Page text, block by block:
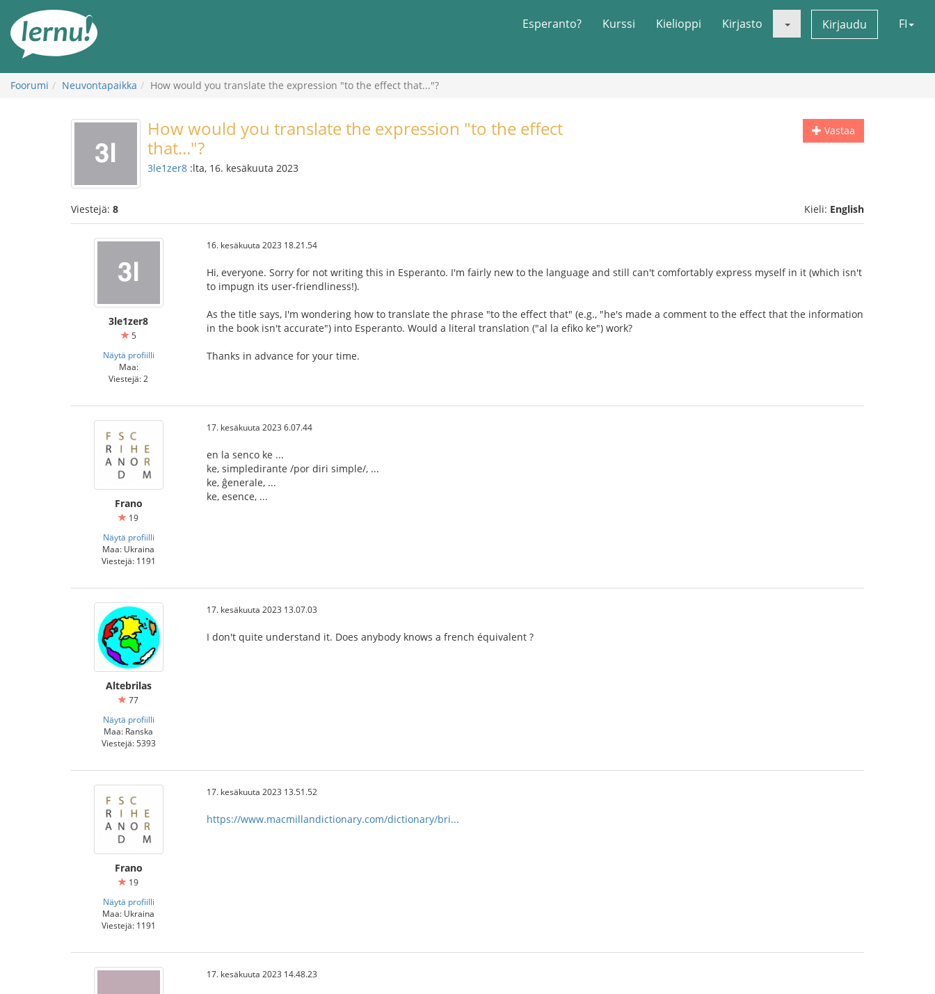
sisältöön
Esperanto? Kurssi Kielioppi Kirjasto Kirjaudu FI
Foorumi Neuvontapaikka How would you translate the expression "to the effect that..."?
Vastaa
How would you translate the expression "to the effect
that..."?
3le1zer8 :lta, 16. kesäkuuta 2023
Viestejä: 8 Kieli: English
3le1zer8
5
Näytä profiilli
Maa:
Viestejä: 2
16. kesäkuuta 2023 18.21.54
Hi, everyone. Sorry for not writing this in Esperanto. I'm fairly new to the language and still can't comfortably express myself in it (which isn't
to impugn its user-friendliness!).
As the title says, I'm wondering how to translate the phrase "to the effect that" (e.g., "he's made a comment to the effect that the information
in the book isn't accurate") into Esperanto. Would a literal translation ("al la efiko ke") work?
Thanks in advance for your time.
Frano
19
Näytä profiilli
Maa: Ukraina
Viestejä: 1191
17. kesäkuuta 2023 6.07.44
en la senco ke ...
ke, simpledirante /por diri simple/, ...
ke, ĝenerale, ...
ke, esence, ...
Altebrilas
77
Näytä profiilli
Maa: Ranska
Viestejä: 5393
17. kesäkuuta 2023 13.07.03
I don't quite understand it. Does anybody knows a french équivalent ?
Frano
19
Näytä profiilli
Maa: Ukraina
Viestejä: 1191
17. kesäkuuta 2023 13.51.52
https://www.macmillandictionary.com/dictionary/bri...
17. kesäkuuta 2023 14.48.23